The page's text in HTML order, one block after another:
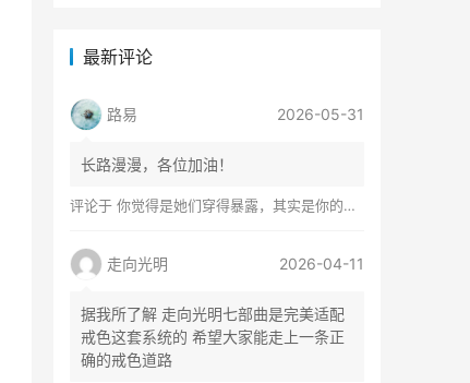
最新评论
路易 2026-05-31
长路漫漫，各位加油！
评论于 你觉得是她们穿得暴露，其实是你的心在着火
走向光明 2026-04-11
据我所了解 走向光明七部曲是完美适配
戒色这套系统的 希望大家能走上一条正
确的戒色道路